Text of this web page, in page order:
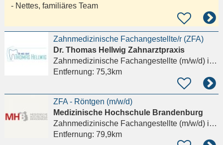
- Nettes, familiäres Team
Zahnmedizinische Fachangestellte/r (ZFA)
Dr. Thomas Hellwig Zahnarztpraxis
Zahnmedizinische Fachangestellte (m/w/d)in Neubrandenburg
Entfernung: 75,3km
ZFA - Röntgen (m/w/d)
Medizinische Hochschule Brandenburg
Zahnmedizinische Fachangestellte (m/w/d)in Brandenburg an der Havel
Entfernung: 79,9km